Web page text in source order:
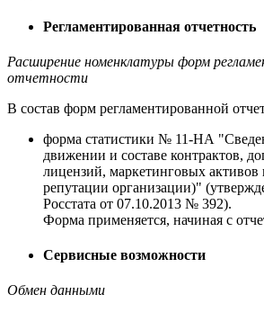
Регламентированная отчетность
Расширение номенклатуры форм
отчетности
В состав форм регламентированной
форма статистики № 11-НА
движении и составе контрактов,
лицензий, маркетинговых активов
репутации организации)"
Росстата от 07.10.2013 № 392).
Форма применяется, начиная с
Сервисные возможности
Обмен данными